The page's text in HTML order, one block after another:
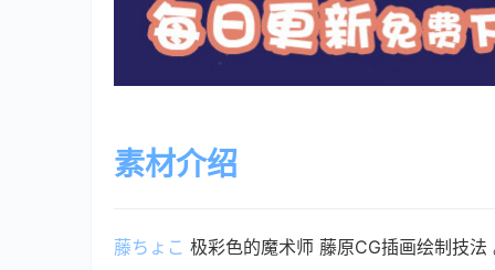
素材介绍
藤ちょこ 极彩色的魔术师 藤原CG插画绘制技法